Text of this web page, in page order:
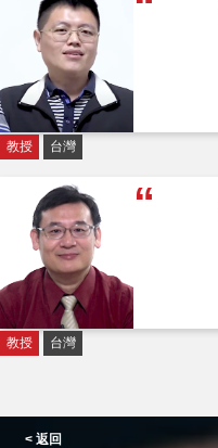
教授 台灣
教授 台灣
< 返回